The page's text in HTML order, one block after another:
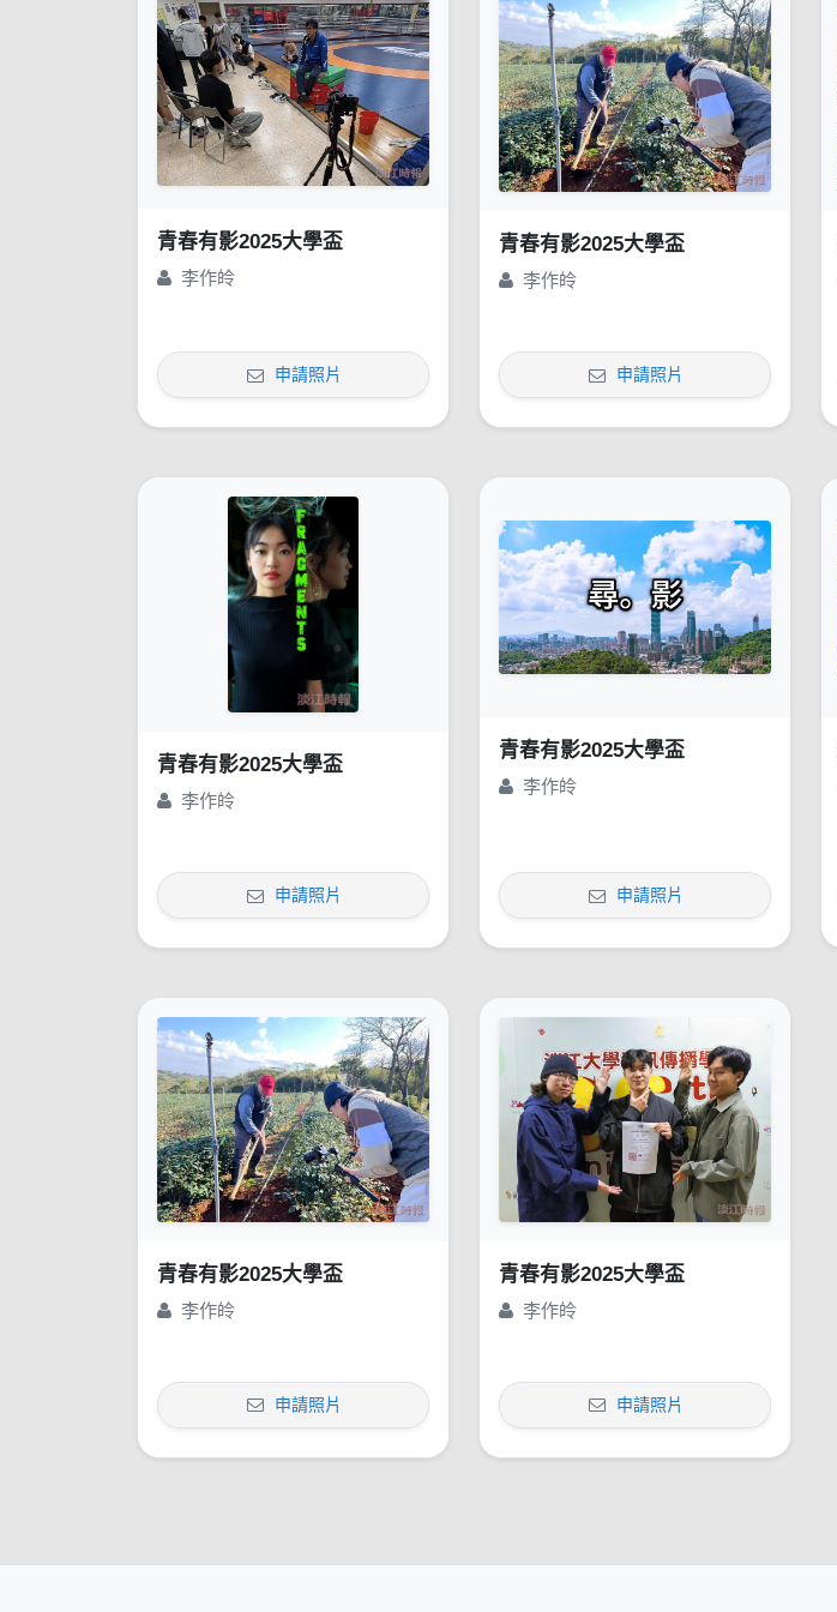
青春有影2025大學盃
李作皊
申請照片
青春有影2025大學盃
李作皊
申請照片
青春有影2025大學盃
李作皊
申請照片
青春有影2025大學盃
李作皊
申請照片
青春有影2025大學盃
李作皊
申請照片
青春有影2025大學盃
李作皊
申請照片